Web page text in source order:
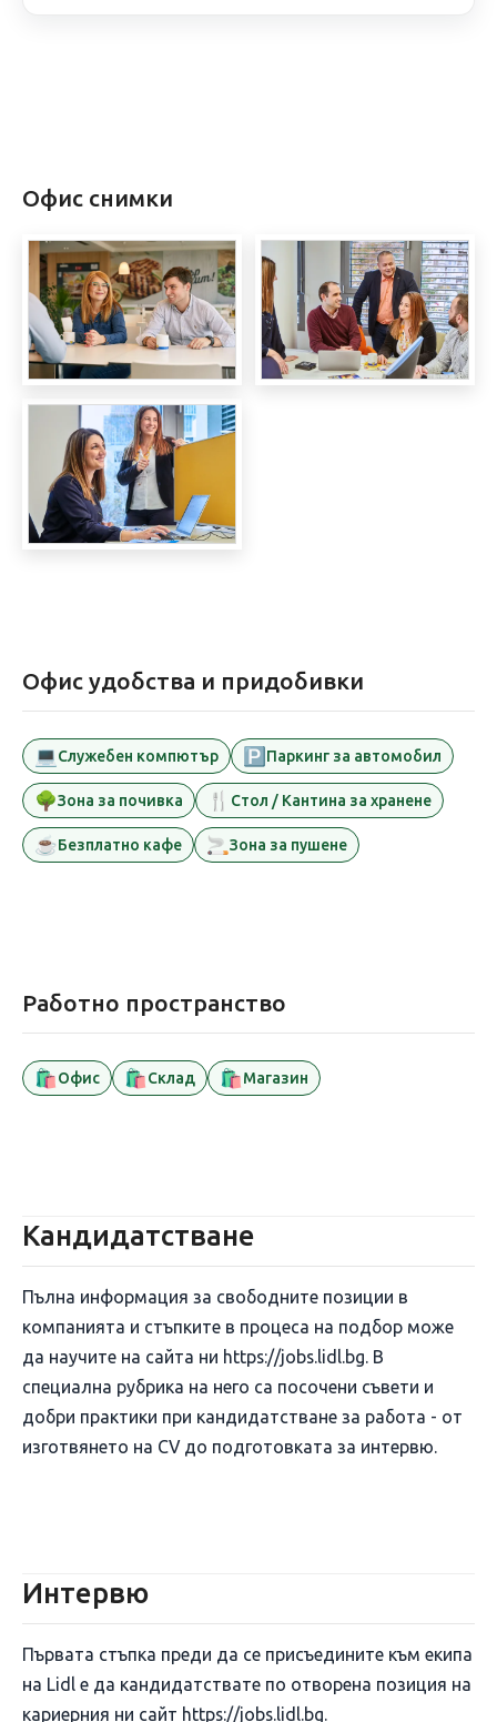
Офис снимки
Офис удобства и придобивки
💻 Служебен компютър 🅿️ Паркинг за автомобил
🌳Зона за почивка 🍴 Стол / Кантина за хранене
☕Безплатно кафе 🚬 Зона за пушене
Работно пространство
🛍️Офис 🛍️Склад 🛍️Магазин
Кандидатстване
Пълна информация за свободните позиции в
компанията и стъпките в процеса на подбор може
да научите на сайта ни https://jobs.lidl.bg. В
специална рубрика на него са посочени съвети и
добри практики при кандидатстване за работа - от
изготвянето на CV до подготовката за интервю.
Интервю
Първата стъпка преди да се присъедините към екипа
на Lidl е да кандидатствате по отворена позиция на
кариерния ни сайт https://jobs.lidl.bg.